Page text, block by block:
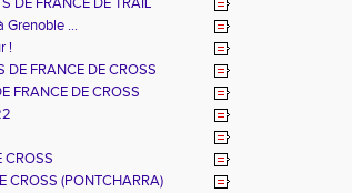
Grenoble ...
!
DE FRANCE DE CROSS
FRANCE DE CROSS
CROSS
CROSS (PONTCHARRA)